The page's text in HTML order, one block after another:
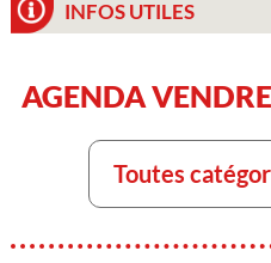
INFOS UTILES
AGENDA
Toutes